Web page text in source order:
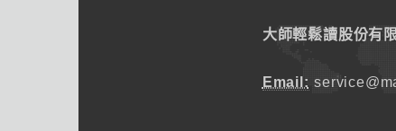
大師輕鬆讀股份有
Email: